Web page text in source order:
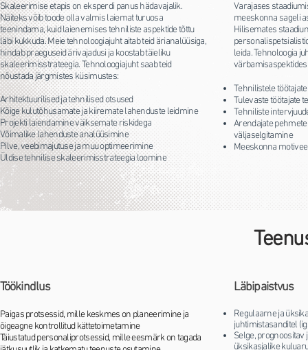
Skaleerimise etapis on eksperdi panus hädavajalik.
Näiteks võib toode olla valmis laiemat turuosa
teenindama, kuid laienemises tehniliste aspektide tõttu
läbi kukkuda. Meie tehnoloogiajuht aitab teid ärianalüüsiga,
hindab praeguseid ärivajadusi ja koostab täieliku
skaleerimisstrateegia. Tehnoloogiajuht saab teid
nõustada järgmistes küsimustes:
Arhitektuurilised ja tehnilised otsused
Kõige kulutõhusamate ja kiiremate lahenduste leidmine
Projekti laiendamine väiksemate riskidega
Võimalike lahenduste analüüsimine
Pilve, veebimajutuse ja muu optimeerimine
Üldise tehnilise skaleerimisstrateegia loomine
Varajases
meeskonna sageli
Hilisemates
leida. Tehnoloogia
värbamisaspektides
Tehnilistele
Tulevaste töötajate
Tehniliste
Arendajate
väljaselgitamine
Meeskonna
Töökindlus
Paigas protsessid, mille keskmes on planeerimine ja
õigeagne kontrollitud kättetoimetamine
Täiustatud personaliprotsessid, mille eesmärk on tagada
Läbipaistvus
Regulaarne ja
juhtimistasanditel
Selge,
üksikasjalike